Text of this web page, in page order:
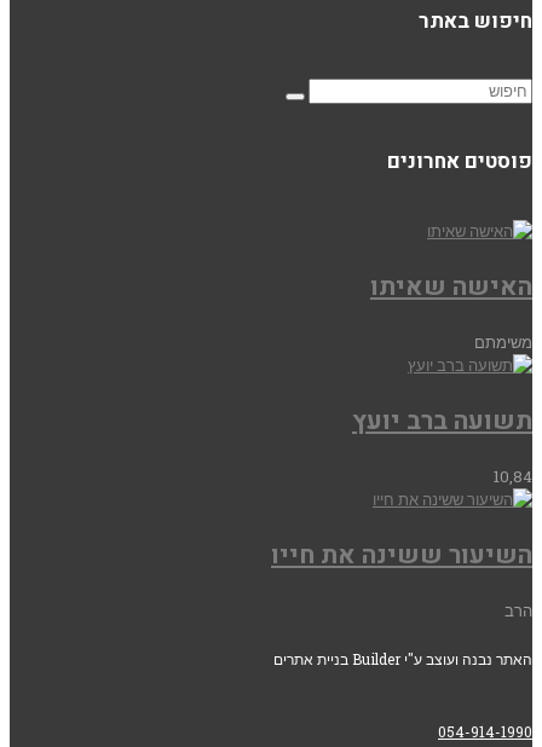
חיפוש באתר
פוסטים אחרונים
האישה שאיתו
משימתם
תשועה ברב יועץ
10,84
השיעור ששינה את חייו
הרב
האתר נבנה ועוצב ע"י Builder בניית אתרים
054-914-1990